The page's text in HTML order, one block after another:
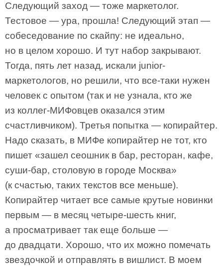
Следующий заход — тоже маркетолог.
Тестовое — ура, прошла! Следующий этап —
собеседование по скайпу: не идеально,
но в целом хорошо. И тут набор закрывают.
Тогда, пять лет назад, искали junior-
маркетологов, но решили, что все-таки нужен
человек с опытом (так и не узнала, кто же
из коллег-МИФовцев оказался этим
счастливчиком). Третья попытка — копирайтер.
Надо сказать, в МИФе копирайтер не тот, кто
пишет «зашел сеошник в бар, ресторан, кафе,
суши-бар, столовую в городе Москва»
(к счастью, таких текстов все меньше).
Копирайтер читает все самые крутые новинки
первым — в месяц четыре-шесть книг,
а просматривает так еще больше —
до двадцати. Хорошо, что их можно помечать
звездочкой и отправлять в вишлист. В моем